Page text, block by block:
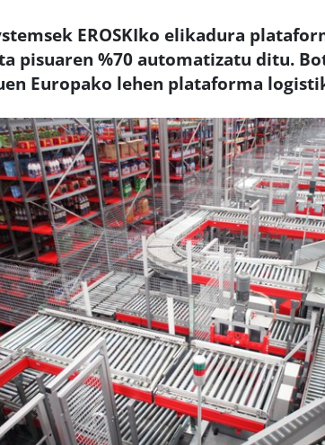
EROSKIko elikadura
pisuaren %70 automatizatu ditu.
Europako lehen plataforma